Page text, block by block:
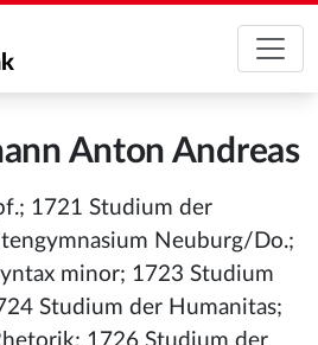
Anton Andreas
1721 Studium der
Neuburg/Do.;
minor; 1723 Studium
Studium der Humanitas;